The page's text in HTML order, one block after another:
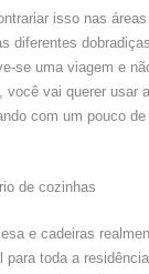
isso nas
diferentes
se uma viagem e
você vai querer usar
com um pouco
de cozinhas
e cadeiras
para toda a